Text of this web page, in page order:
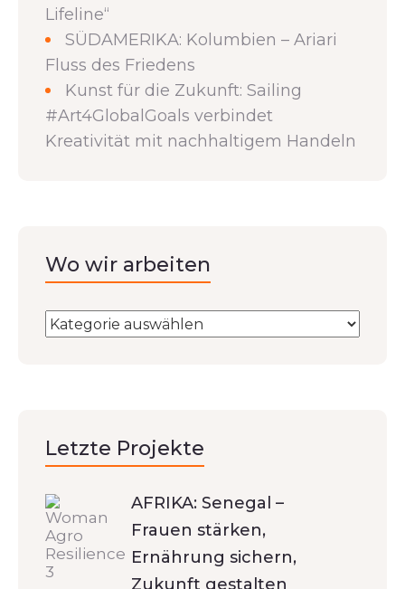
Lifeline“
SÜDAMERIKA: Kolumbien – Ariari
Fluss des Friedens
Kunst für die Zukunft: Sailing
#Art4GlobalGoals verbindet
Kreativität mit nachhaltigem Handeln
Wo wir arbeiten
Letzte Projekte
AFRIKA: Senegal –
Frauen stärken,
Ernährung sichern,
Zukunft gestalten